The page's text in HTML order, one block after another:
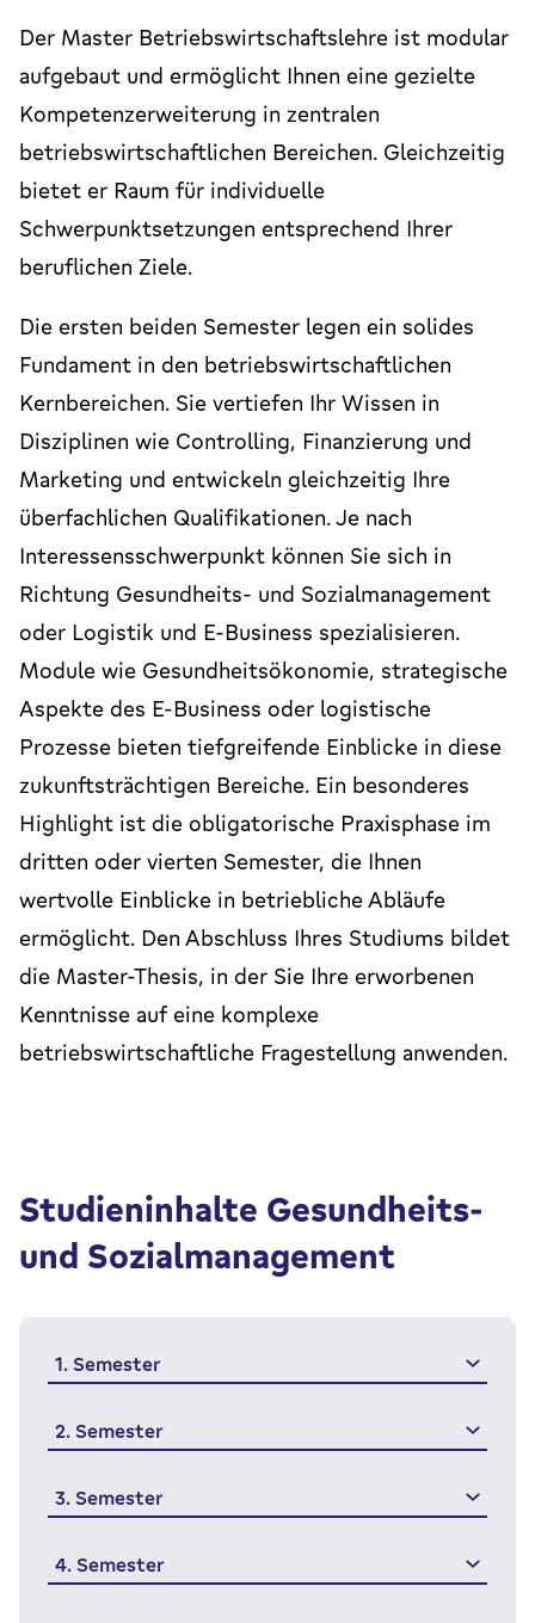
Der Master Betriebswirtschaftslehre ist modular
aufgebaut und ermöglicht Ihnen eine gezielte
Kompetenzerweiterung in zentralen
betriebswirtschaftlichen Bereichen. Gleichzeitig
bietet er Raum für individuelle
Schwerpunktsetzungen entsprechend Ihrer
beruflichen Ziele.
Die ersten beiden Semester legen ein solides
Fundament in den betriebswirtschaftlichen
Kernbereichen. Sie vertiefen Ihr Wissen in
Disziplinen wie Controlling, Finanzierung und
Marketing und entwickeln gleichzeitig Ihre
überfachlichen Qualifikationen. Je nach
Interessensschwerpunkt können Sie sich in
Richtung Gesundheits- und Sozialmanagement
oder Logistik und E-Business spezialisieren.
Module wie Gesundheitsökonomie, strategische
Aspekte des E-Business oder logistische
Prozesse bieten tiefgreifende Einblicke in diese
zukunftsträchtigen Bereiche. Ein besonderes
Highlight ist die obligatorische Praxisphase im
dritten oder vierten Semester, die Ihnen
wertvolle Einblicke in betriebliche Abläufe
ermöglicht. Den Abschluss Ihres Studiums bildet
die Master-Thesis, in der Sie Ihre erworbenen
Kenntnisse auf eine komplexe
betriebswirtschaftliche Fragestellung anwenden.
Studieninhalte Gesundheits-
und Sozialmanagement
1. Semester
2. Semester
3. Semester
4. Semester